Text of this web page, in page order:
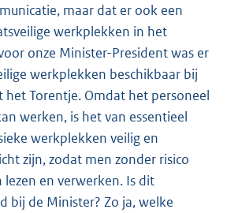
maar dat er ook een
werkplekken in het
onze Minister-President was er
werkplekken beschikbaar bij
het Torentje. Omdat het personeel
werken, is het van essentieel
werkplekken veilig en
zijn, zodat men zonder risico
en verwerken. Is dit
bij de Minister? Zo ja, welke